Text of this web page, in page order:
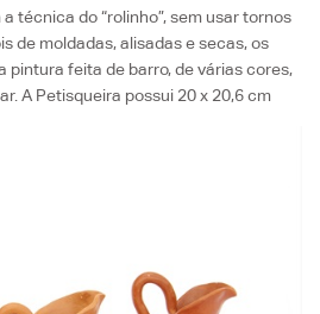
técnica do “rolinho”, sem usar tornos
de moldadas, alisadas e secas, os
pintura feita de barro, de várias cores,
A Petisqueira possui 20 x 20,6 cm